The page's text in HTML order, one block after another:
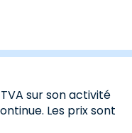
sur son activité
Les prix sont